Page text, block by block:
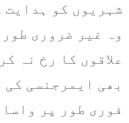
شہریوں کو ہدایت
وہ غیر ضروری
علاقوں کا رخ نہ
بھی ایمرجنسی کی
فوری طور پر واسا